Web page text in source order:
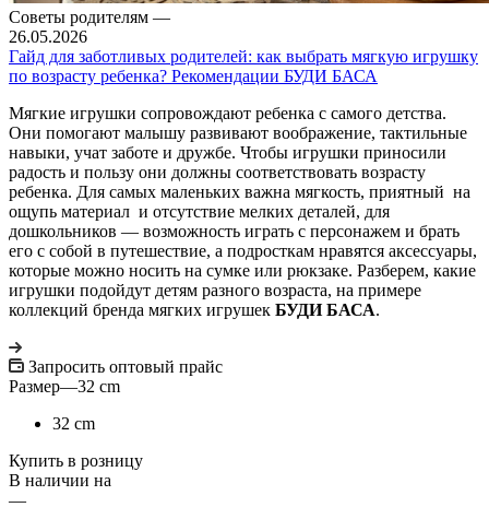
Советы родителям —
26.05.2026
Гайд для заботливых родителей: как выбрать мягкую игрушку
по возрасту ребенка? Рекомендации БУДИ БАСА
Мягкие игрушки сопровождают ребенка с самого детства.
Они помогают малышу развивают воображение, тактильные
навыки, учат заботе и дружбе. Чтобы игрушки приносили
радость и пользу они должны соответствовать возрасту
ребенка. Для самых маленьких важна мягкость, приятный на
ощупь материал и отсутствие мелких деталей, для
дошкольников — возможность играть с персонажем и брать
его с собой в путешествие, а подросткам нравятся аксессуары,
которые можно носить на сумке или рюкзаке. Разберем, какие
игрушки подойдут детям разного возраста, на примере
коллекций бренда мягких игрушек БУДИ БАСА.
Запросить оптовый прайс
Размер—32 cm
32 cm
Купить в розницу
В наличии на
—